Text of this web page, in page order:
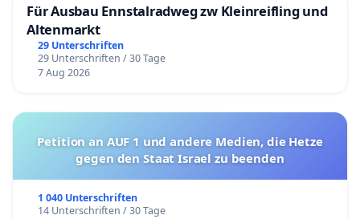
Für Ausbau Ennstalradweg zw Kleinreifling und
Altenmarkt
29 Unterschriften
29 Unterschriften / 30 Tage
7 Aug 2026
Petition an AUF 1 und andere Medien, die Hetze
gegen den Staat Israel zu beenden
1 040 Unterschriften
14 Unterschriften / 30 Tage